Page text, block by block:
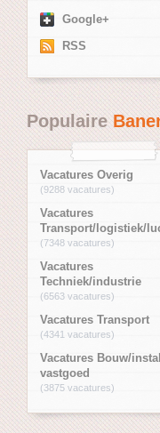
Google+
RSS
Populaire
Vacatures Overig
(9288 vacatures)
Vacatures
Transport/logistiek/
(7348 vacatures)
Vacatures
Techniek/industrie
(6563 vacatures)
Vacatures Transport
(4341 vacatures)
Vacatures Bouw/
vastgoed
(3875 vacatures)